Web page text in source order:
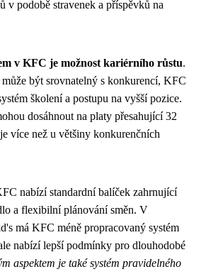
v podobě stravenek a příspěvků na
v KFC je možnost kariérního růstu.
být srovnatelný s konkurencí, KFC
školení a postupu na vyšší pozice.
dosáhnout na platy přesahující 32
více než u většiny konkurenčních
nabízí standardní balíček zahrnující
a flexibilní plánování směn. V
má KFC méně propracovaný systém
nabízí lepší podmínky pro dlouhodobé
aspektem je také systém pravidelného